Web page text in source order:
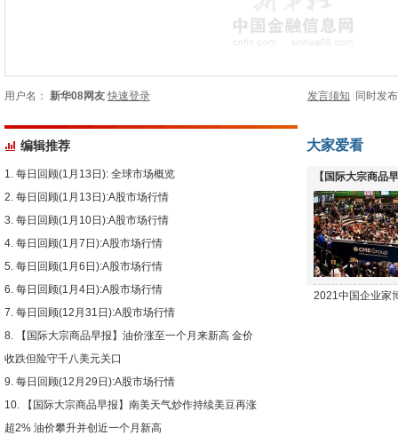
用户名： 新华08网友 快速登录 发言须知 同时发
编辑推荐
每日回顾(1月13日): 全球市场概览
每日回顾(1月13日):A股市场行情
每日回顾(1月10日):A股市场行情
每日回顾(1月7日):A股市场行情
每日回顾(1月6日):A股市场行情
每日回顾(1月4日):A股市场行情
每日回顾(12月31日):A股市场行情
【国际大宗商品早报】油价涨至一个月来新高 金价
收跌但险守千八美元关口
每日回顾(12月29日):A股市场行情
【国际大宗商品早报】南美天气炒作持续美豆再涨
超2% 油价攀升并创近一个月新高
大家爱看
【国际大宗商品
下跌
2021中国企业家